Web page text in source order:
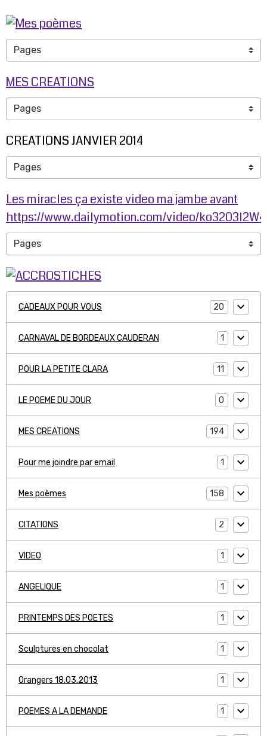
MES CREATIONS
CREATIONS JANVIER 2014
Les miracles ça existe video ma jambe avant
https://www.dailymotion.com/video/
CADEAUX POUR VOUS 20
CARNAVAL DE BORDEAUX CAUDERAN 1
POUR LA PETITE CLARA 11
LE POEME DU JOUR 0
MES CREATIONS 194
Pour me joindre par email 1
Mes poèmes 158
CITATIONS 2
VIDEO 1
ANGELIQUE 1
PRINTEMPS DES POETES 1
Sculptures en chocolat 1
Orangers 18.03.2013 1
POEMES A LA DEMANDE 1